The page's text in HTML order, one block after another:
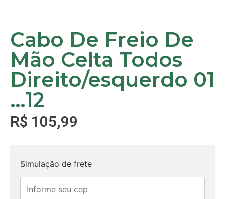
Cabo De Freio De
Mão Celta Todos
Direito/esquerdo 01
…12
R$ 105,99
Simulação de frete